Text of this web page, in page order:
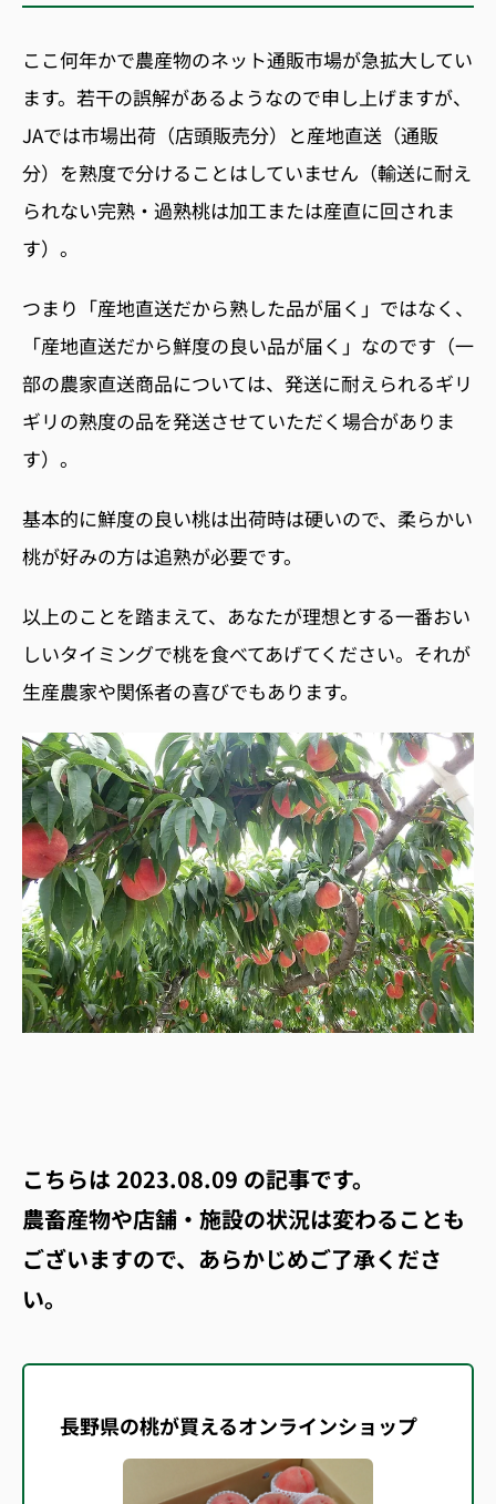
ここ何年かで農産物のネット通販市場が急拡大してい
ます。若干の誤解があるようなので申し上げますが、
JAでは市場出荷（店頭販売分）と産地直送（通販
分）を熟度で分けることはしていません（輸送に耐え
られない完熟・過熟桃は加工または産直に回されま
す）。
つまり「産地直送だから熟した品が届く」ではなく、
「産地直送だから鮮度の良い品が届く」なのです（一
部の農家直送商品については、発送に耐えられるギリ
ギリの熟度の品を発送させていただく場合がありま
す）。
基本的に鮮度の良い桃は出荷時は硬いので、柔らかい
桃が好みの方は追熟が必要です。
以上のことを踏まえて、あなたが理想とする一番おい
しいタイミングで桃を食べてあげてください。それが
生産農家や関係者の喜びでもあります。
こちらは2023.08.09 の記事です。
農畜産物や店舗・施設の状況は変わることも
ございますので、あらかじめご了承くださ
い。
長野県の桃が買えるオンラインショップ